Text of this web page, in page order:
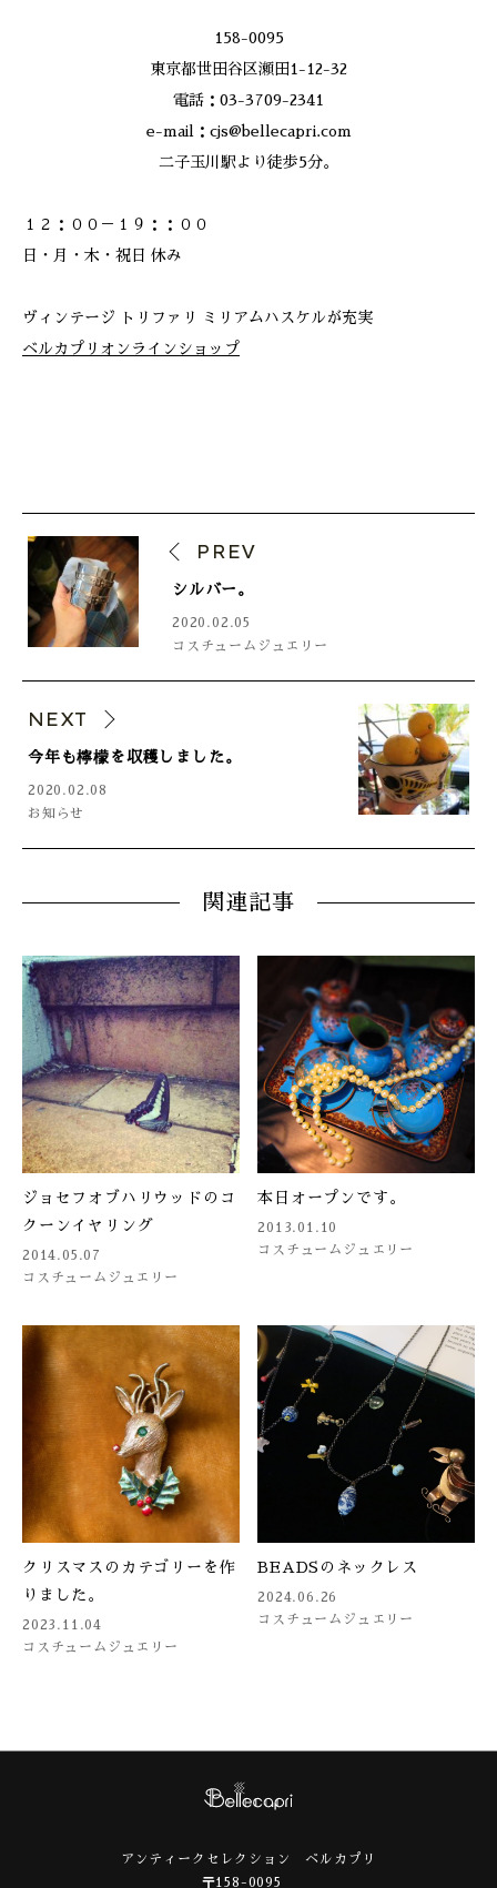
158-0095
東京都世田谷区瀬田1-12-32
電話：03-3709-2341
e-mail：cjs@bellecapri.com
二子玉川駅より徒歩5分。
１２：００－１９：：００
日・月・木・祝日 休み
ヴィンテージ トリファリ ミリアムハスケルが充実
ベルカプリオンラインショップ
PREV
シルバー。
2020.02.05
コスチュームジュエリー
NEXT
今年も檸檬を収穫しました。
2020.02.08
お知らせ
関連記事
ジョセフオブハリウッドのコ
クーンイヤリング
2014.05.07
コスチュームジュエリー
本日オープンです。
2013.01.10
コスチュームジュエリー
クリスマスのカテゴリーを作
りました。
2023.11.04
コスチュームジュエリー
BEADSのネックレス
2024.06.26
コスチュームジュエリー
アンティークセレクション ベルカプリ
〒158-0095